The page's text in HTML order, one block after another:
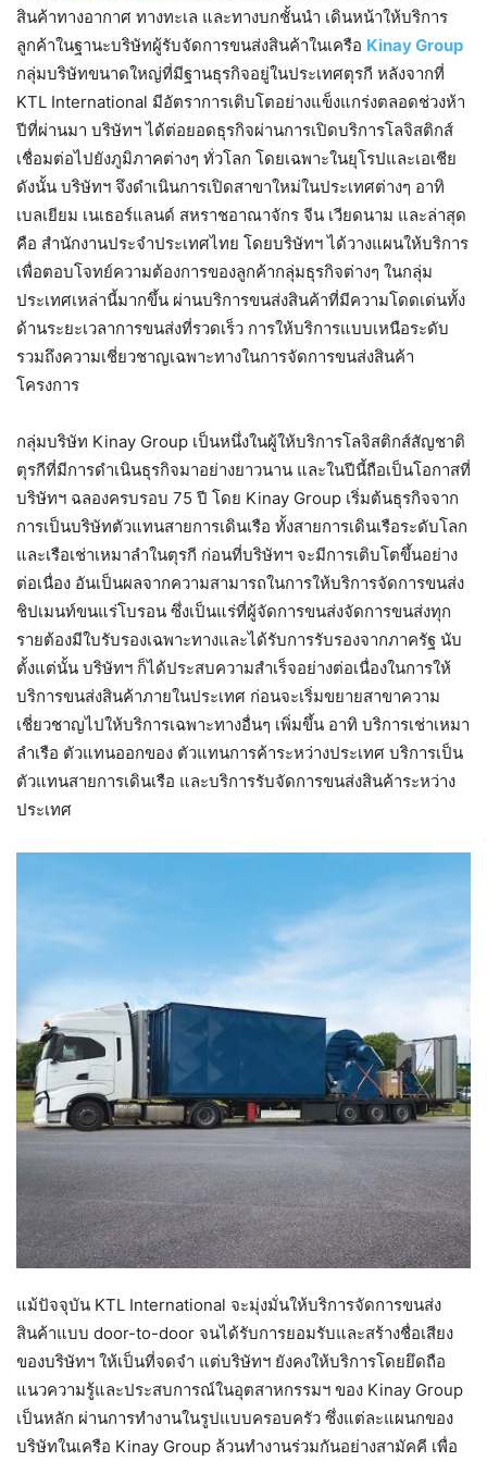
สินค้าทางอากาศ ทางทะเล และทางบกชั้นนำ เดินหน้าให้บริการ
ลูกค้าในฐานะบริษัทผู้รับจัดการขนส่งสินค้าในเครือ Kinay Group
กลุ่มบริษัทขนาดใหญ่ที่มีฐานธุรกิจอยู่ในประเทศตุรกี หลังจากที่
KTL International มีอัตราการเติบโตอย่างแข็งแกร่งตลอดช่วงห้า
ปีที่ผ่านมา บริษัทฯ ได้ต่อยอดธุรกิจผ่านการเปิดบริการโลจิสติกส์
เชื่อมต่อไปยังภูมิภาคต่างๆ ทั่วโลก โดยเฉพาะในยุโรปและเอเชีย
ดังนั้น บริษัทฯ จึงดำเนินการเปิดสาขาใหม่ในประเทศต่างๆ อาทิ
เบลเยียม เนเธอร์แลนด์ สหราชอาณาจักร จีน เวียดนาม และล่าสุด
คือ สำนักงานประจำประเทศไทย โดยบริษัทฯ ได้วางแผนให้บริการ
เพื่อตอบโจทย์ความต้องการของลูกค้ากลุ่มธุรกิจต่างๆ ในกลุ่ม
ประเทศเหล่านี้มากขึ้น ผ่านบริการขนส่งสินค้าที่มีความโดดเด่นทั้ง
ด้านระยะเวลาการขนส่งที่รวดเร็ว การให้บริการแบบเหนือระดับ
รวมถึงความเชี่ยวชาญเฉพาะทางในการจัดการขนส่งสินค้า
โครงการ
กลุ่มบริษัท Kinay Group เป็นหนึ่งในผู้ให้บริการโลจิสติกส์สัญชาติ
ตุรกีที่มีการดำเนินธุรกิจมาอย่างยาวนาน และในปีนี้ถือเป็นโอกาสที่
บริษัทฯ ฉลองครบรอบ 75 ปี โดย Kinay Group เริ่มต้นธุรกิจจาก
การเป็นบริษัทตัวแทนสายการเดินเรือ ทั้งสายการเดินเรือระดับโลก
และเรือเช่าเหมาลำในตุรกี ก่อนที่บริษัทฯ จะมีการเติบโตขึ้นอย่าง
ต่อเนื่อง อันเป็นผลจากความสามารถในการให้บริการจัดการขนส่ง
ชิปเมนท์ขนแร่โบรอน ซึ่งเป็นแร่ที่ผู้จัดการขนส่งจัดการขนส่งทุก
รายต้องมีใบรับรองเฉพาะทางและได้รับการรับรองจากภาครัฐ นับ
ตั้งแต่นั้น บริษัทฯ ก็ได้ประสบความสำเร็จอย่างต่อเนื่องในการให้
บริการขนส่งสินค้าภายในประเทศ ก่อนจะเริ่มขยายสาขาความ
เชี่ยวชาญไปให้บริการเฉพาะทางอื่นๆ เพิ่มขึ้น อาทิ บริการเช่าเหมา
ลำเรือ ตัวแทนออกของ ตัวแทนการค้าระหว่างประเทศ บริการเป็น
ตัวแทนสายการเดินเรือ และบริการรับจัดการขนส่งสินค้าระหว่าง
ประเทศ
แม้ปัจจุบัน KTL International จะมุ่งมั่นให้บริการจัดการขนส่ง
สินค้าแบบ door-to-door จนได้รับการยอมรับและสร้างชื่อเสียง
ของบริษัทฯ ให้เป็นที่จดจำ แต่บริษัทฯ ยังคงให้บริการโดยยึดถือ
แนวความรู้และประสบการณ์ในอุตสาหกรรมฯ ของ Kinay Group
เป็นหลัก ผ่านการทำงานในรูปแบบครอบครัว ซึ่งแต่ละแผนกของ
บริษัทในเครือ Kinay Group ล้วนทำงานร่วมกันอย่างสามัคคี เพื่อ